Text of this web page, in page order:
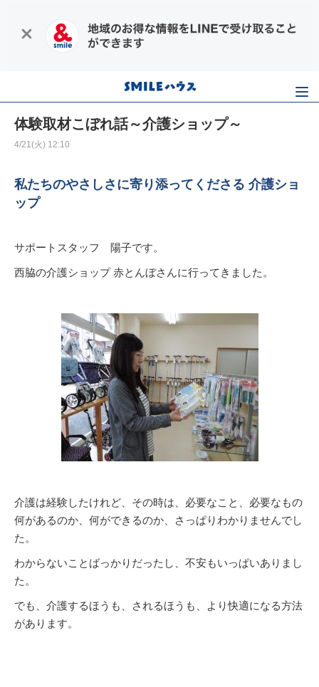
体験取材こぼれ話～介護ショップ～
4/21(火) 12:10
私たちのやさしさに寄り添ってくださる 介護ショ
ップ
サポートスタッフ 陽子です。
西脇の介護ショップ 赤とんぼさんに行ってきました。
介護は経験したけれど、その時は、必要なこと、必要なもの
何があるのか、何ができるのか、さっぱりわかりませんでし
た。
わからないことばっかりだったし、不安もいっぱいありまし
た。
でも、介護するほうも、されるほうも、より快適になる方法
があります。